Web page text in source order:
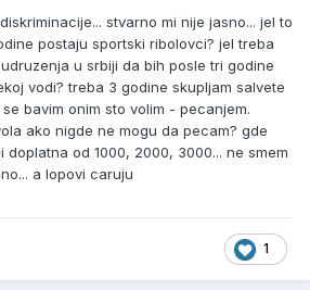
stvarno mi nije jasno... jel to
postaju sportski ribolovci? jel treba
u srbiji da bih posle tri godine
vodi? treba 3 godine skupljam salvete
bavim onim sto volim - pecanjem.
ako nigde ne mogu da pecam? gde
od 1000, 2000, 3000... ne smem
a lopovi caruju
1